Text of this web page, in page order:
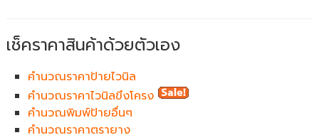
เช็คราคาสินค้าด้วยตัวเอง
คำนวณราคาป้ายไวนิล
คำนวณราคาไวนิลขึงโครง
คำนวณพิมพ์ป้ายอื่นๆ
คำนวณราคาตรายาง